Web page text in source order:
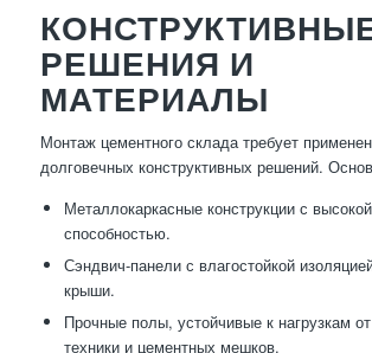
РЕШЕНИЯ И
МАТЕРИАЛЫ
Монтаж цементного склада требует
долговечных конструктивных решений.
Металлокаркасные конструкции с
способностью.
Сэндвич-панели с влагостойкой
крыши.
Прочные полы, устойчивые к нагрузкам
техники и цементных мешков.